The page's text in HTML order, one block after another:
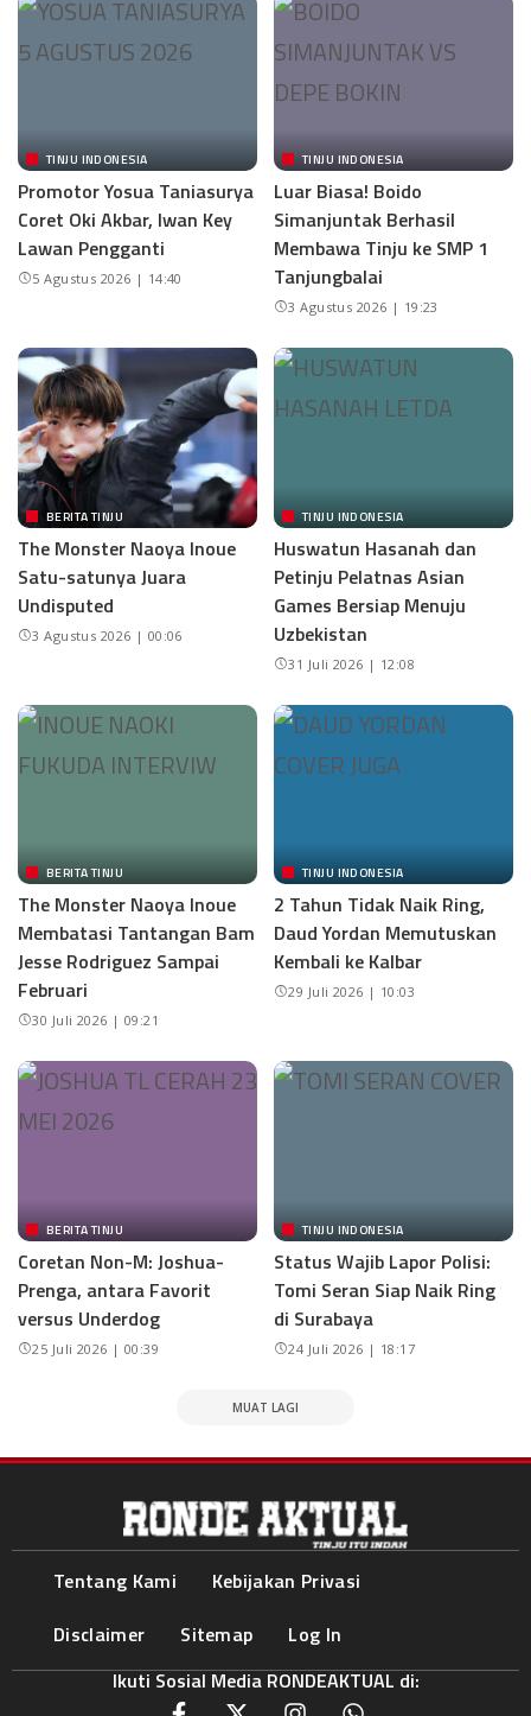
TINJU INDONESIA
Promotor Yosua Taniasurya
Coret Oki Akbar, Iwan Key
Lawan Pengganti
5 Agustus 2026 | 14:40
TINJU INDONESIA
Luar Biasa! Boido
Simanjuntak Berhasil
Membawa Tinju ke SMP 1
Tanjungbalai
3 Agustus 2026 | 19:23
BERITA TINJU
The Monster Naoya Inoue
Satu-satunya Juara
Undisputed
3 Agustus 2026 | 00:06
TINJU INDONESIA
Huswatun Hasanah dan
Petinju Pelatnas Asian
Games Bersiap Menuju
Uzbekistan
31 Juli 2026 | 12:08
BERITA TINJU
The Monster Naoya Inoue
Membatasi Tantangan Bam
Jesse Rodriguez Sampai
Februari
30 Juli 2026 | 09:21
TINJU INDONESIA
2 Tahun Tidak Naik Ring,
Daud Yordan Memutuskan
Kembali ke Kalbar
29 Juli 2026 | 10:03
BERITA TINJU
Coretan Non-M: Joshua-
Prenga, antara Favorit
versus Underdog
25 Juli 2026 | 00:39
TINJU INDONESIA
Status Wajib Lapor Polisi:
Tomi Seran Siap Naik Ring
di Surabaya
24 Juli 2026 | 18:17
MUAT LAGI
Tentang Kami
Kebijakan Privasi
Disclaimer
Sitemap
Log In
Ikuti Sosial Media RONDEAKTUAL di: